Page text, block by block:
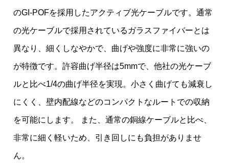
のGI-POFを採用したアクティブ光ケーブルです。通常
の光ケーブルで採用されているガラスファイバーとは
異なり、細くしなやかで、曲げや強度に非常に強いの
が特徴です。許容曲げ半径は5mmで、他社の光ケーブ
ルと比べ1/4の曲げ半径を実現。小さく曲げても減衰し
にくく、壁内配線などのコンパクトなルートでの収納
を可能にします。 また、通常の銅線ケーブルと比べ、
非常に細く軽いため、引き回しにも負担がありませ
ん。